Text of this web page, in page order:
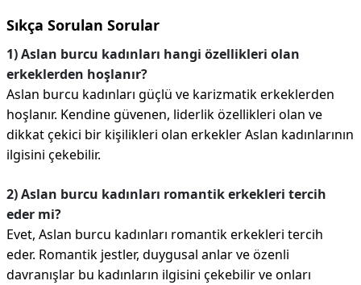
Sıkça Sorulan Sorular
1) Aslan burcu kadınları hangi özellikleri olan
erkeklerden hoşlanır?
Aslan burcu kadınları güçlü ve karizmatik erkeklerden
hoşlanır. Kendine güvenen, liderlik özellikleri olan ve
dikkat çekici bir kişilikleri olan erkekler Aslan kadınlarının
ilgisini çekebilir.
2) Aslan burcu kadınları romantik erkekleri tercih
eder mi?
Evet, Aslan burcu kadınları romantik erkekleri tercih
eder. Romantik jestler, duygusal anlar ve özenli
davranışlar bu kadınların ilgisini çekebilir ve onları